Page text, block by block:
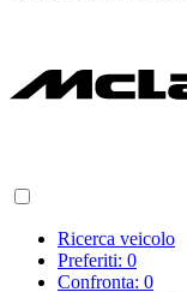
Ricerca veicolo
Preferiti: 0
Confronta: 0